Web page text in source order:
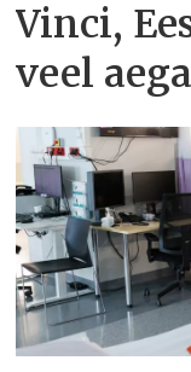
Vinci,
veel aega